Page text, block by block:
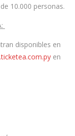
10.000 personas.
disponibles en
en